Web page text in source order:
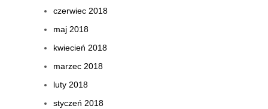
czerwiec 2018
maj 2018
kwiecień 2018
marzec 2018
luty 2018
styczeń 2018